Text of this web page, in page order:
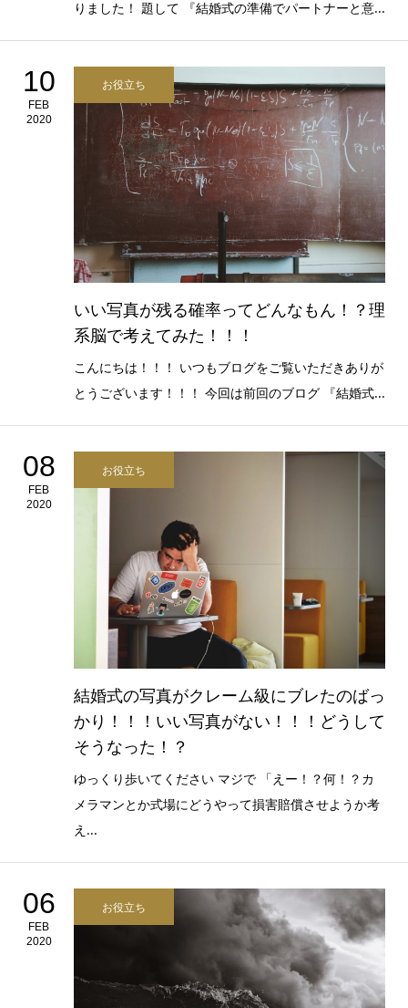
りました！ 題して 『結婚式の準備でパートナーと意...
10
FEB
2020
お役立ち
いい写真が残る確率ってどんなもん！？理
系脳で考えてみた！！！
こんにちは！！！ いつもブログをご覧いただきありが
とうございます！！！ 今回は前回のブログ 『結婚式...
08
FEB
2020
お役立ち
結婚式の写真がクレーム級にブレたのばっ
かり！！！いい写真がない！！！どうして
そうなった！？
ゆっくり歩いてください マジで 「えー！？何！？カ
メラマンとか式場にどうやって損害賠償させようか考
え...
06
FEB
2020
お役立ち